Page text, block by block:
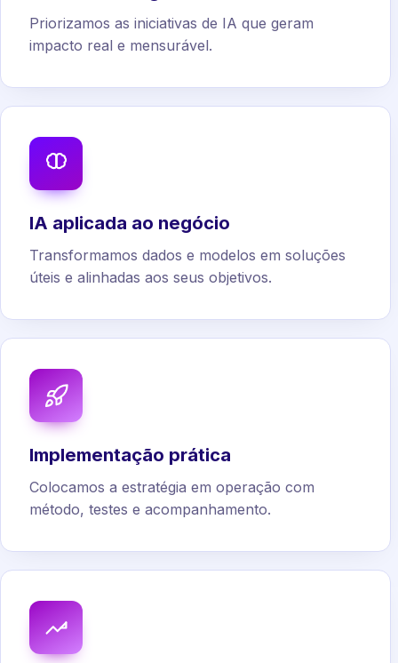
Priorizamos as iniciativas de IA que geram
impacto real e mensurável.
IA aplicada ao negócio
Transformamos dados e modelos em soluções
úteis e alinhadas aos seus objetivos.
Implementação prática
Colocamos a estratégia em operação com
método, testes e acompanhamento.